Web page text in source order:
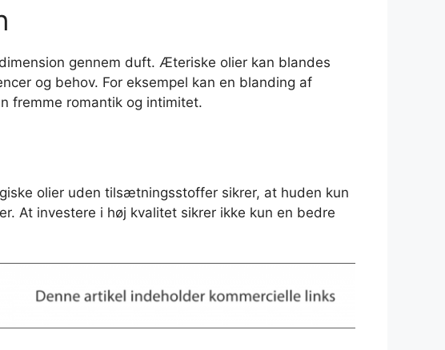
gennem duft. Æteriske olier kan blandes
og behov. For eksempel kan en blanding af
fremme romantik og intimitet.
olier uden tilsætningsstoffer sikrer, at huden kun
At investere i høj kvalitet sikrer ikke kun en bedre